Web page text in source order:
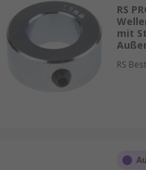
oder
RS
mit
RS